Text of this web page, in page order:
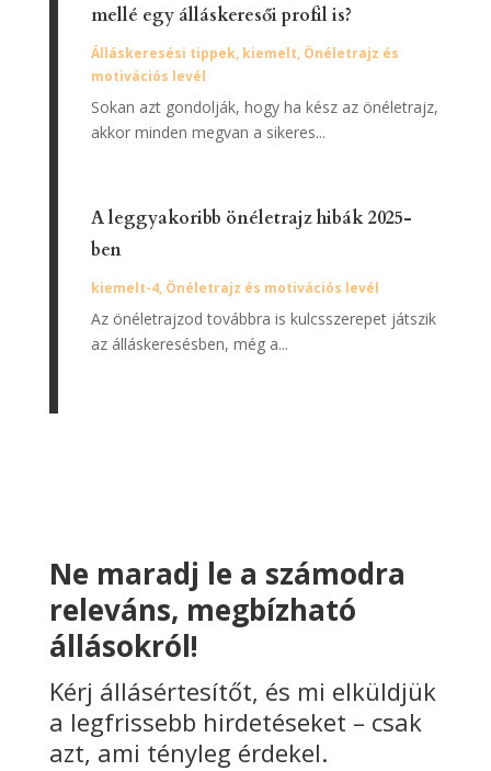
mellé egy álláskeresői profil is?
Álláskeresési tippek, kiemelt, Önéletrajz és
motivációs levél
Sokan azt gondolják, hogy ha kész az önéletrajz,
akkor minden megvan a sikeres...
A leggyakoribb önéletrajz hibák 2025-
ben
kiemelt-4, Önéletrajz és motivációs levél
Az önéletrajzod továbbra is kulcsszerepet játszik
az álláskeresésben, még a...
Ne maradj le a számodra
releváns, megbízható
állásokról!
Kérj állásértesítőt, és mi elküldjük
a legfrissebb hirdetéseket – csak
azt, ami tényleg érdekel.